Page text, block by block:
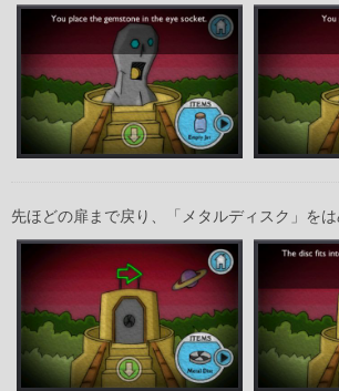
先ほどの扉まで戻り、「メタルディスク」をは